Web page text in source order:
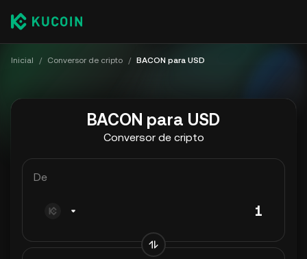
Inicial / Conversor de cripto / BACON para USD
BACON para USD
Conversor de cripto
De